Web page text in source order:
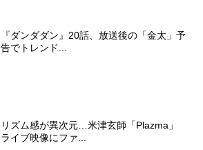
『ダンダダン』20話、放送後の「金太」予
告でトレンド...
リズム感が異次元…米津玄師「Plazma」
ライブ映像にファ...